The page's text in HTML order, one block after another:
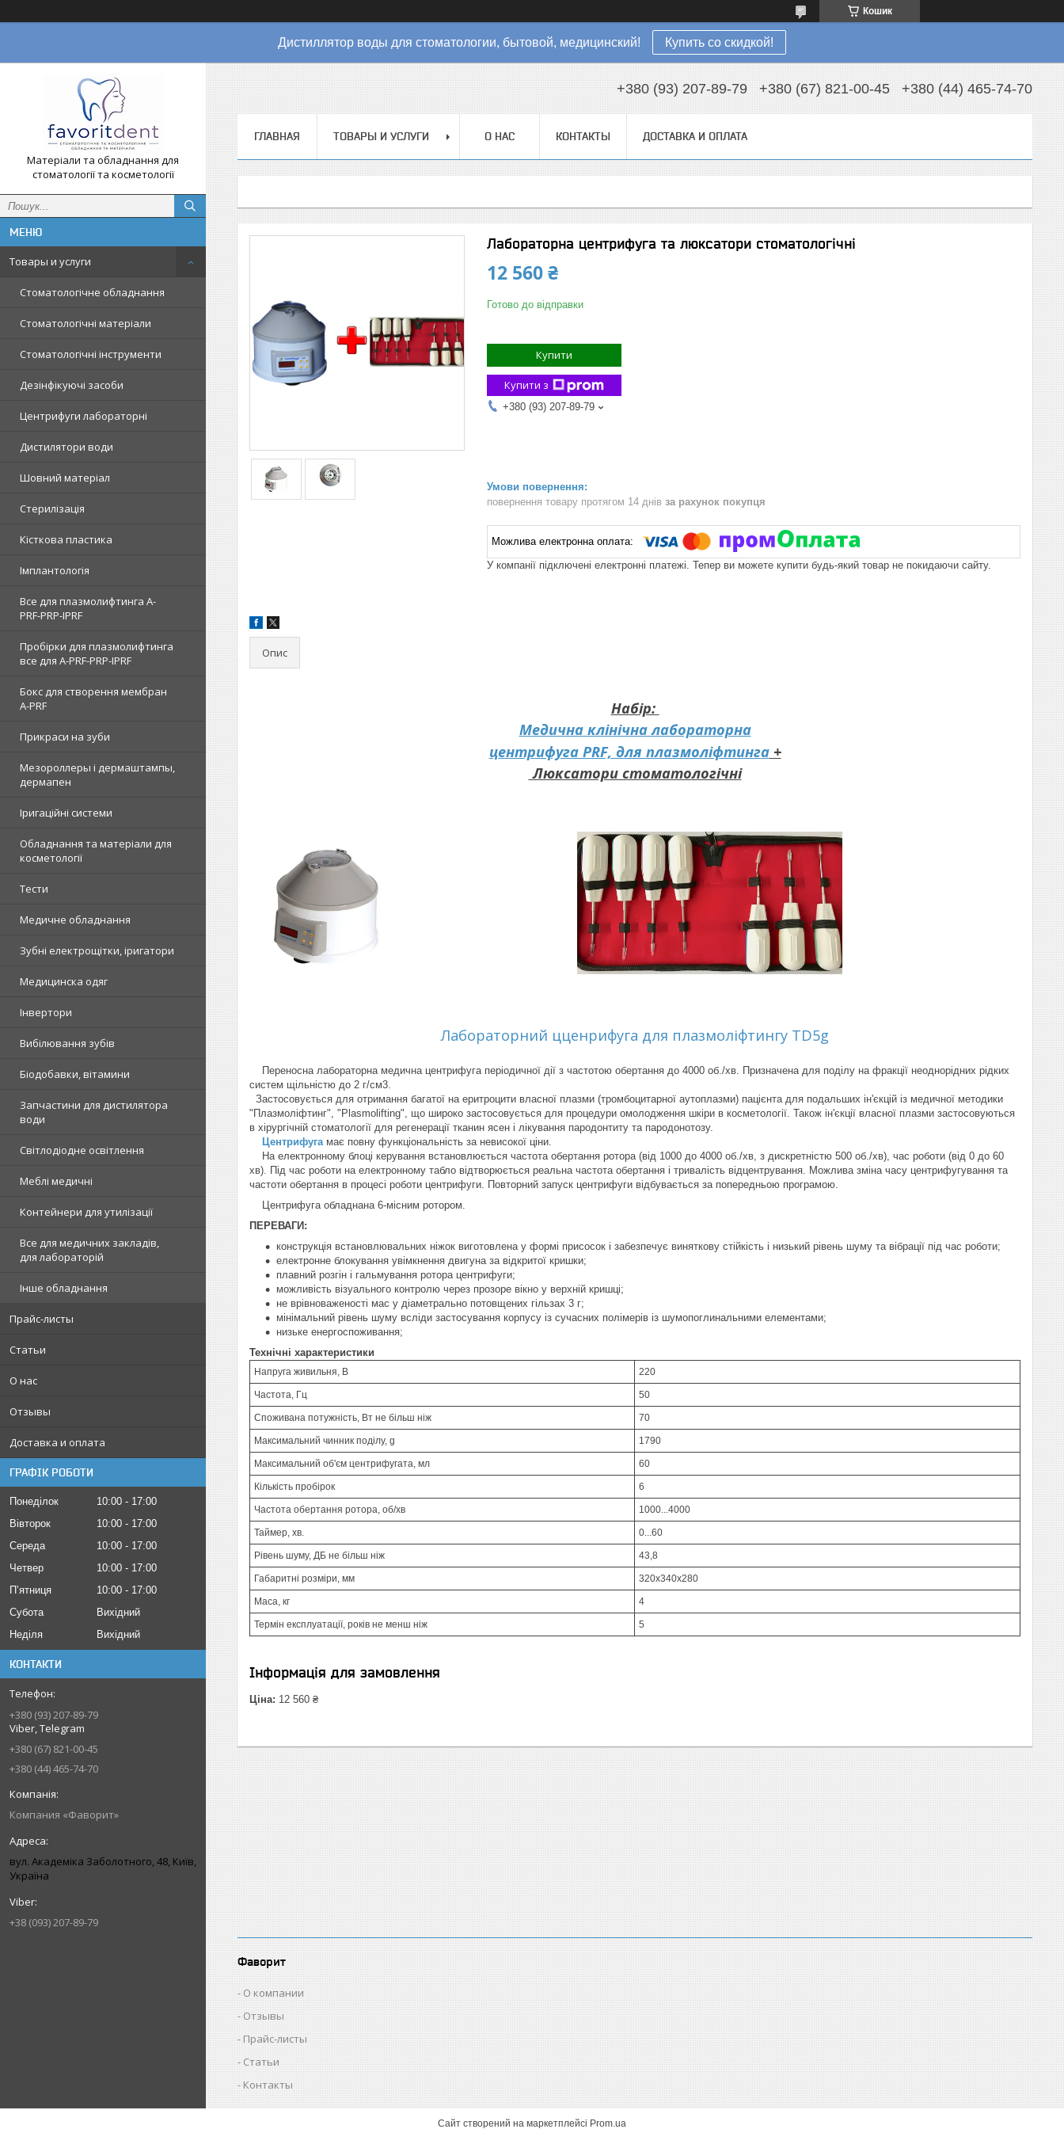
Кошик
Дистиллятор воды для стоматологии, бытовой, медицинский! Купить со скидкой!
Матеріали та обладнання для
стоматології та косметології
Товары и услуги
Стоматологічне обладнання
Стоматологічні матеріали
Стоматологічні інструменти
Дезінфікуючі засоби
Центрифуги лабораторні
Дистилятори води
Шовний матеріал
Стерилізація
Кісткова пластика
Імплантологія
Все для плазмолифтинга A-
PRF-PRP-IPRF
Пробірки для плазмолифтинга
все для A-PRF-PRP-IPRF
Бокс для створення мембран
A-PRF
Прикраси на зуби
Мезороллеры і дермаштампы,
дермапен
Іригаційні системи
Обладнання та матеріали для
косметології
Тести
Медичне обладнання
Зубні електрощітки, іригатори
Медицинска одяг
Інвертори
Вибілювання зубів
Біодобавки, вітамини
Запчастини для дистилятора
води
Світлодіодне освітлення
Меблі медичні
Контейнери для утилізації
Все для медичних закладів,
для лабораторій
Інше обладнання
Прайс-листы
Статьи
О нас
Отзывы
Доставка и оплата
ГРАФІК РОБОТИ
Понеділок 10:00
17:00
Вівторок
10:00
17:00
Середа
10:00
17:00
Четвер
10:00
17:00
Пʼятниця
10:00
17:00
Субота
Вихідний
Неділя
Вихідний
КОНТАКТИ
+380 (93) 207-89-79
Viber, Telegram
+380 (67) 821-00-45
+380 (44) 465-74-70
Компания «Фаворит»
вул. Академіка Заболотного, 48, Київ,
Україна
+38 (093) 207-89-79
+380 (93) 207-89-79 +380 (67) 821-00-45 +380 (44) 465-74-70
ГЛАВНАЯ ТОВАРЫ И УСЛУГИ О НАС КОНТАКТЫ ДОСТАВКА И ОПЛАТА
Лабораторна центрифуга та люксатори стоматологічні
12 560 ₴
Готово до відправки
Купити
Купити з
+380 (93) 207-89-79
повернення товару протягом 14 днів за рахунок покупця
У компанії підключені електронні платежі. Тепер ви можете купити будь-який товар не покидаючи сайту.
Опис
Набір:
Медична клінічна лабораторна
центрифуга PRF, для плазмоліфтинга+
Люксатори стоматологічні
Лабораторний цценрифуга для плазмоліфтингу TD5g
Переносна лабораторна медична центрифуга періодичної дії з частотою обертання до 4000 об./хв. Призначена для поділу на фракції неоднорідних рідких
систем щільністю до 2 г/см3.
Застосовується для отримання багатої на еритроцити власної плазми (тромбоцитарної аутоплазми) пацієнта для подальших ін'єкцій із медичної методики
"Плазмоліфтинг", "Plasmolifting", що широко застосовується для процедури омолодження шкіри в косметології. Також ін'єкції власної плазми застосовуються
в хірургічній стоматології для регенерації тканин ясен і лікування пародонтиту та пародонотозу.
Центрифуга має повну функціональність за невисокої ціни.
На електронному блоці керування встановлюється частота обертання ротора (від 1000 до 4000 об./хв, з дискретністю 500 об./хв), час роботи (від 0 до 60
хв). Під час роботи на електронному табло відтворюється реальна частота обертання і тривалість відцентрування. Можлива зміна часу центрифугування та
частоти обертання в процесі роботи центрифуги. Повторний запуск центрифуги відбувається за попередньою програмою.
Центрифуга обладнана 6-місним ротором.
ПЕРЕВАГИ:
конструкція встановлювальних ніжок виготовлена у формі присосок і забезпечує виняткову стійкість і низький рівень шуму та вібрації під час роботи;
електронне блокування увімкнення двигуна за відкритої кришки;
плавний розгін і гальмування ротора центрифуги;
можливість візуального контролю через прозоре вікно у верхній кришці;
не врівноваженості мас у діаметрально потовщених гільзах 3 г;
мінімальний рівень шуму всліди застосування корпусу із сучасних полімерів із шумопоглинальними елементами;
низьке енергоспоживання;
Технічні характеристики
Напруга живильня, В 220
Частота, Гц 50
Споживана потужність, Вт не більш ніж 70
Максимальний чинник поділу, g 1790
Максимальний об'єм центрифугата, мл 60
Кількість пробірок 6
Частота обертання ротора, об/хв 1000...4000
Таймер, хв. 0...60
Рівень шуму, ДБ не більш ніж 43,8
Габаритні розміри, мм 320х340х280
Маса, кг 4
Термін експлуатації, років не менш ніж 5
Інформація для замовлення
Ціна: 12 560 ₴
Фаворит
О компании
Отзывы
Прайс-листы
Статьи
Контакты
Сайт створений на маркетплейсі Prom.ua